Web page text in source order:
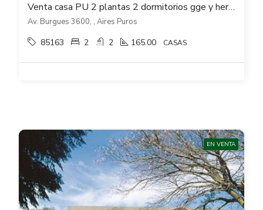
Venta casa PU 2 plantas 2 dormitorios gge y hermoso fondo verde con parrillero
Av. Burgues 3600, , Aires Puros
85163 2 2 165.00 CASAS
EN VENTA